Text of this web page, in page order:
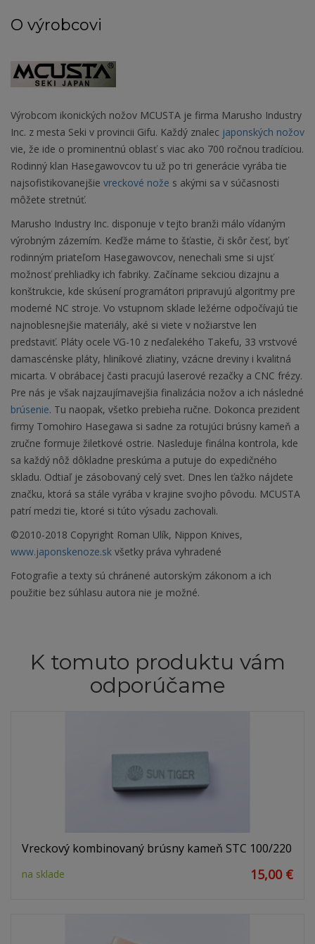
O výrobcovi
Výrobcom ikonických nožov MCUSTA je firma Marusho Industry
Inc. z mesta Seki v provincii Gifu. Každý znalec japonských nožov
vie, že ide o prominentnú oblasť s viac ako 700 ročnou tradíciou.
Rodinný klan Hasegawovcov tu už po tri generácie vyrába tie
najsofistikovanejšie vreckové nože s akými sa v súčasnosti
môžete stretnúť.
Marusho Industry Inc. disponuje v tejto branži málo vídaným
výrobným zázemím. Keďže máme to šťastie, či skôr česť, byť
rodinným priateľom Hasegawovcov, nenechali sme si ujsť
možnosť prehliadky ich fabriky. Začíname sekciou dizajnu a
konštrukcie, kde skúsení programátori pripravujú algoritmy pre
moderné NC stroje. Vo vstupnom sklade ležérne odpočívajú tie
najnoblesnejšie materiály, aké si viete v nožiarstve len
predstaviť. Pláty ocele VG-10 z neďalekého Takefu, 33 vrstvové
damascénske pláty, hliníkové zliatiny, vzácne dreviny i kvalitná
micarta. V obrábacej časti pracujú laserové rezačky a CNC frézy.
Pre nás je však najzaujímavejšia finalizácia nožov a ich následné
brúsenie. Tu naopak, všetko prebieha ručne. Dokonca prezident
firmy Tomohiro Hasegawa si sadne za rotujúci brúsny kameň a
zručne formuje žiletkové ostrie. Nasleduje finálna kontrola, kde
sa každý nôž dôkladne preskúma a putuje do expedičného
skladu. Odtiaľ je zásobovaný celý svet. Dnes len ťažko nájdete
značku, ktorá sa stále vyrába v krajine svojho pôvodu. MCUSTA
patrí medzi tie, ktoré si túto výsadu zachovali.
©2010-2018 Copyright Roman Ulík, Nippon Knives,
www.japonskenoze.sk všetky práva vyhradené
Fotografie a texty sú chránené autorským zákonom a ich
použitie bez súhlasu autora nie je možné.
K tomuto produktu vám
odporúčame
Vreckový kombinovaný brúsny kameň STC 100/220
na sklade 15,00 €